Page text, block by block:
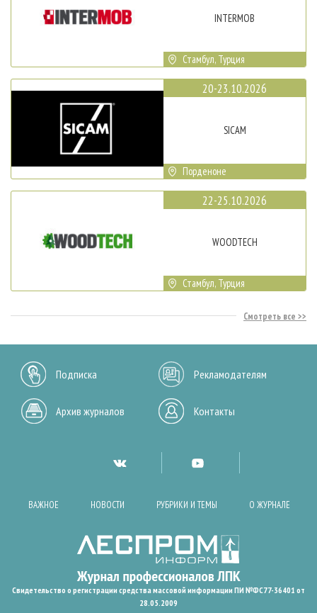
INTERMOB
Стамбул, Турция
20-23.10.2026
SICAM
Порденоне
22-25.10.2026
WOODTECH
Стамбул, Турция
Смотреть все
Подписка Рекламодателям
Архив журналов Контакты
ВАЖНОЕ НОВОСТИ РУБРИКИ И ТЕМЫ О ЖУРНАЛЕ
Свидетельство о регистрации средства массовой информации ПИ №ФС77-36401 от
28.05.2009